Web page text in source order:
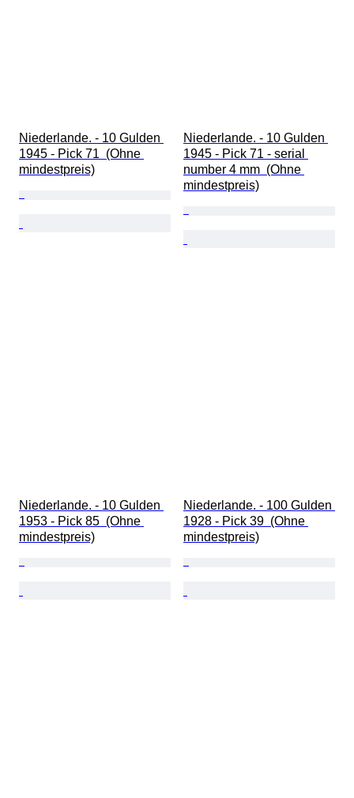
Niederlande. - 10 Gulden
1945 - Pick 71  (Ohne
mindestpreis)
Niederlande. - 10 Gulden
1945 - Pick 71 - serial
number 4 mm  (Ohne
mindestpreis)
Niederlande. - 10 Gulden
1953 - Pick 85  (Ohne
mindestpreis)
Niederlande. - 100 Gulden
1928 - Pick 39  (Ohne
mindestpreis)